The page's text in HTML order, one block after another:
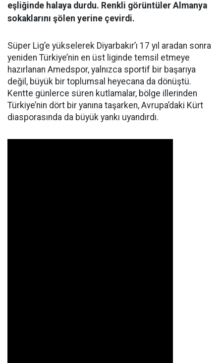
eşliğinde halaya durdu. Renkli görüntüler Almanya
sokaklarını şölen yerine çevirdi.
Süper Lig’e yükselerek Diyarbakır’ı 17 yıl aradan sonra
yeniden Türkiye’nin en üst liginde temsil etmeye
hazırlanan Amedspor, yalnızca sportif bir başarıya
değil, büyük bir toplumsal heyecana da dönüştü.
Kentte günlerce süren kutlamalar, bölge illerinden
Türkiye’nin dört bir yanına taşarken, Avrupa’daki Kürt
diasporasında da büyük yankı uyandırdı.